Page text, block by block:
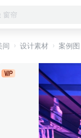
窗帘
间 设计素材 案例图